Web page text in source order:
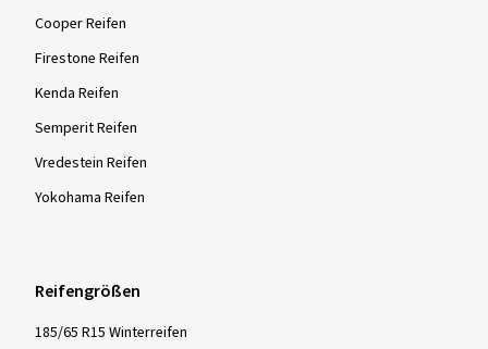
Cooper Reifen
Firestone Reifen
Kenda Reifen
Semperit Reifen
Vredestein Reifen
Yokohama Reifen
Reifengrößen
185/65 R15 Winterreifen